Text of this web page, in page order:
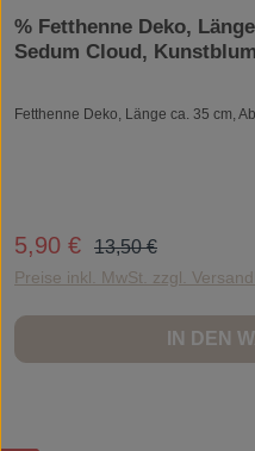
% Fetthenne Deko, Länge ca. 35 cm, Abigail Ahern
Sedum Cloud,
Fetthenne Deko,
Verkaufspreis:
5,90 € Regulärer Preis:
13,50 €
Preise inkl. MwSt. zzgl.
IN DEN